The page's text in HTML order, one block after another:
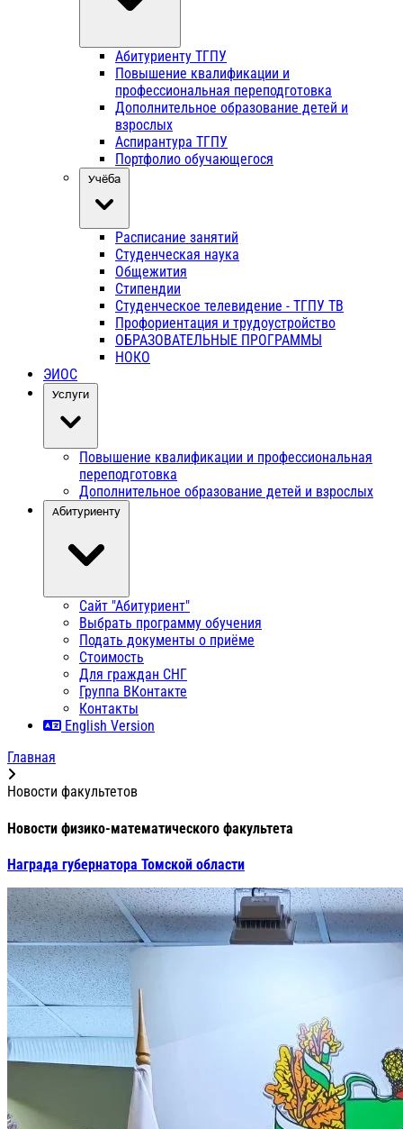
Абитуриенту ТГПУ
Повышение квалификации и
профессиональная переподготовка
Дополнительное образование детей и
взрослых
Аспирантура ТГПУ
Портфолио обучающегося
Учёба
Расписание занятий
Студенческая наука
Общежития
Стипендии
Студенческое телевидение - ТГПУ ТВ
Профориентация и трудоустройство
ОБРАЗОВАТЕЛЬНЫЕ ПРОГРАММЫ
НОКО
ЭИОС
Услуги
Повышение квалификации и профессиональная
переподготовка
Дополнительное образование детей и взрослых
Абитуриенту
Сайт "Абитуриент"
Выбрать программу обучения
Подать документы о приёме
Стоимость
Для граждан СНГ
Группа ВКонтакте
Контакты
English Version
Главная
Новости факультетов
Новости физико-математического факультета
Награда губернатора Томской области